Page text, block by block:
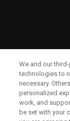
We and our
technologies to
necessary.
personalized
work, and
be set with your